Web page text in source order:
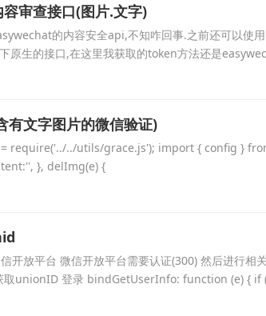
审查接口(图片.文字)
的内容安全api,不知咋回事.之前还可以使
原生的接口,在这里我获取的token方法还是
有文字图片的微信验证)
require('../../utils/grace.js'); import { config }
}, delImg(e) {
开放平台 微信开放平台需要认证(300) 然后进行
取unionID 登录 bindGetUserInfo: function (e) {